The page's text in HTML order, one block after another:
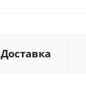
Доставка